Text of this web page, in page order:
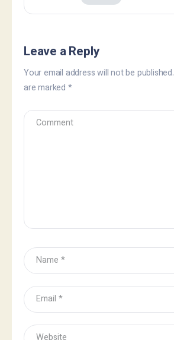
Leave a Reply
Your email address will not be published.
are marked *